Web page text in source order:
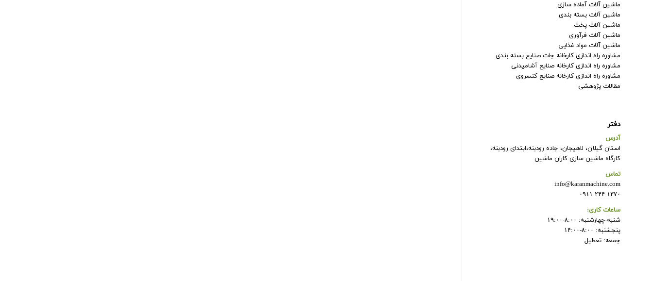
ماشین آلات آماده سازی
ماشین آلات بسته بندی
ماشین آلات پخت
ماشین آلات فرآوری
ماشین آلات مواد غذایی
مشاوره راه اندازی کارخانه جات صنایع بسته بندی
مشاوره راه اندازی کارخانه صنایع آشامیدنی
مشاوره راه اندازی کارخانه صنایع کنسروی
مقالات پژوهشی
دفتر
آدرس
استان گیلان، لاهیجان، جاده رودبنه،ابتدای رودبنه،
کارگاه ماشین سازی کاران ماشین
تماس
info@karanmachine.com
۱۳۷۰ ۲۴۴ ۰۹۱۱
ساعات کاری:
شنبه-چهارشنبه: ۸:۰۰-۱۹:۰۰
پنجشنبه: ۸:۰۰-۱۴:۰۰
جمعه: تعطیل